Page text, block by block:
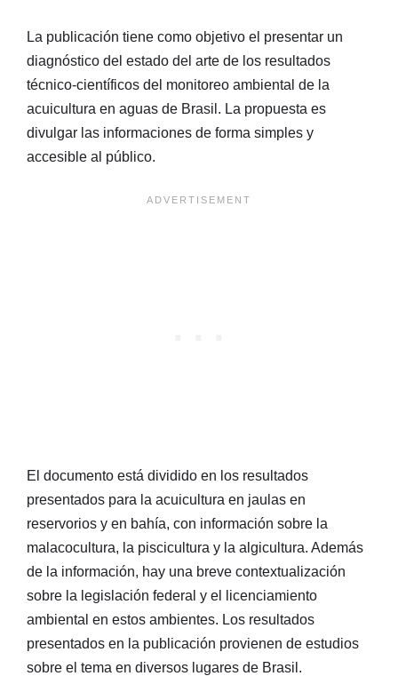
La publicación tiene como objetivo el presentar un
diagnóstico del estado del arte de los resultados
técnico-científicos del monitoreo ambiental de la
acuicultura en aguas de Brasil. La propuesta es
divulgar las informaciones de forma simples y
accesible al público.
El documento está dividido en los resultados
presentados para la acuicultura en jaulas en
reservorios y en bahía, con información sobre la
malacocultura, la piscicultura y la algicultura. Además
de la información, hay una breve contextualización
sobre la legislación federal y el licenciamiento
ambiental en estos ambientes. Los resultados
presentados en la publicación provienen de estudios
sobre el tema en diversos lugares de Brasil.